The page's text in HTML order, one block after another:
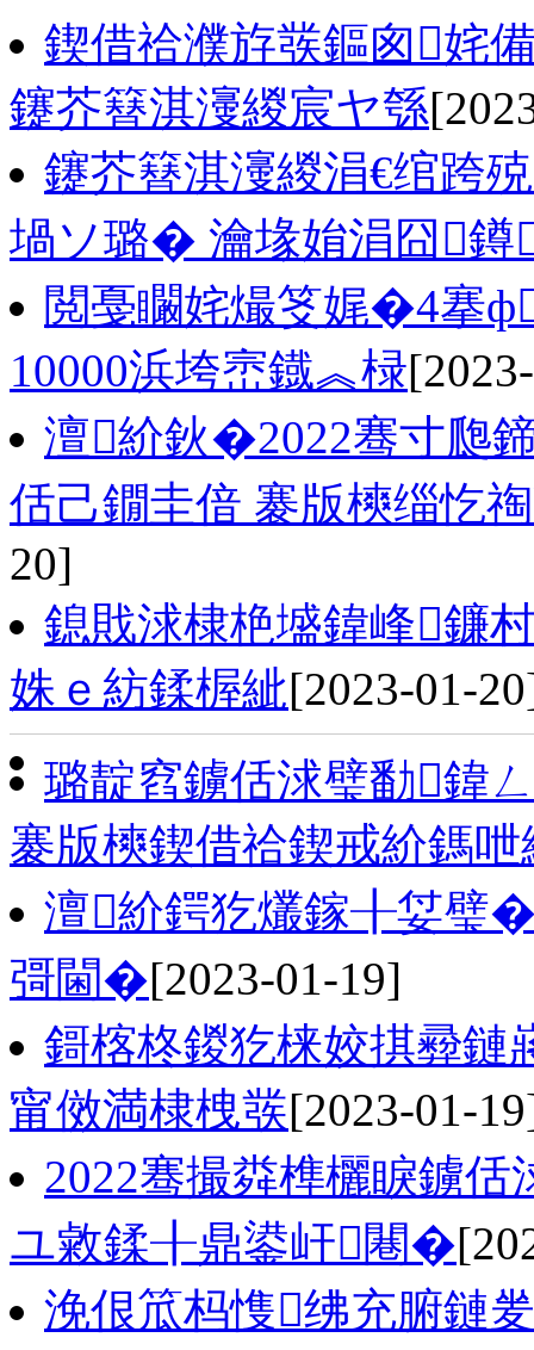
鍥借祫濮斿彂鏂囪姹
鑳芥簮淇濅緵宸ヤ綔
鑳芥簮淇濅緵涓€绾跨
堝ソ璐� 瀹堟姢涓囧鐏
閲戞矙姹熶笅娓�4搴
10000浜垮崈鐡︽椂
澶紒鈥�2022骞寸瓟
佸己鐗圭偣 褰版樉缁忔
20]
鎴戝浗棣栬墭鍏峰鐮
姝ｅ紡鍒楃紪[2023-01-
璐靛窞鐪佸浗璧勫鍏
褰版樉鍥借祫鍥戒紒鎷呭
澶紒鍔犵爜鎵╂姇璧�
彁閫�[2023-01-19]
鎶楁柊鍐犵梾姣掑彛
甯傚満棣栧彂[2023-01-
2022骞撮粦榫欐睙鐪
ユ敹鍒╂鼎鍙屽闀�
浼佷笟杩愯绋充腑鏈